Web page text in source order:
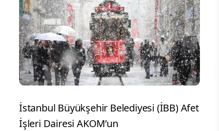
İstanbul Büyükşehir Belediyesi (İBB) Afet
İşleri Dairesi AKOM’un